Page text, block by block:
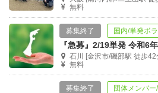
無料
募集終了 国内/単発ボ
石川 [金沢市/磯部駅 徒歩42
無料
募集終了 団体メンバ